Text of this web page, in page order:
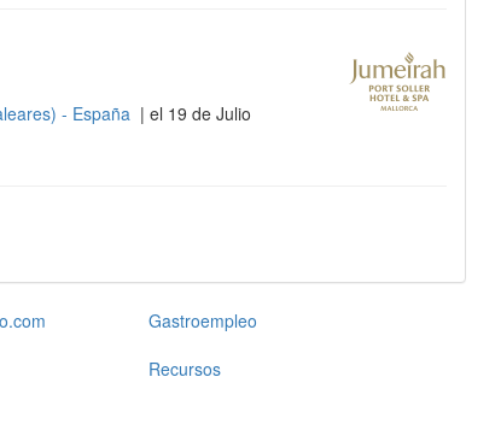
- España | el 19 de Julio
Gastroempleo
Recursos